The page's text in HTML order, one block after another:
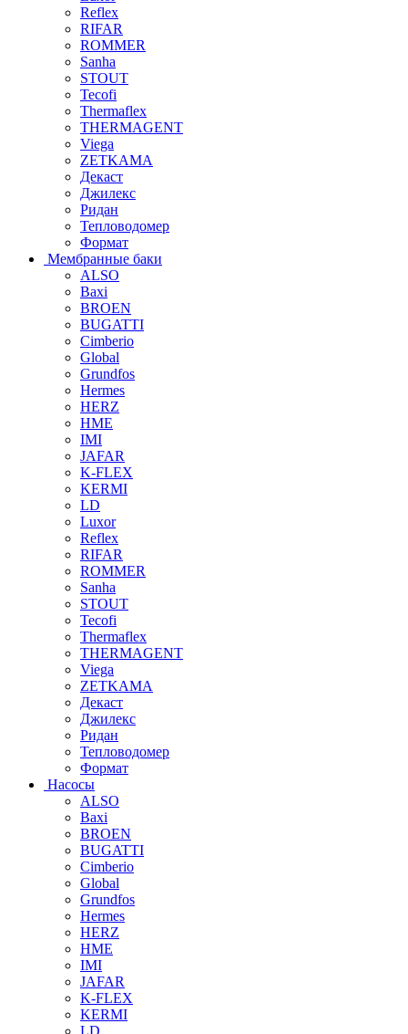
Reflex
RIFAR
ROMMER
Sanha
STOUT
Tecofi
Thermaflex
THERMAGENT
Viega
ZETKAMA
Декаст
Джилекс
Ридан
Тепловодомер
Формат
Мембранные баки
ALSO
Baxi
BROEN
BUGATTI
Cimberio
Global
Grundfos
Hermes
HERZ
HME
IMI
JAFAR
K-FLEX
KERMI
LD
Luxor
Reflex
RIFAR
ROMMER
Sanha
STOUT
Tecofi
Thermaflex
THERMAGENT
Viega
ZETKAMA
Декаст
Джилекс
Ридан
Тепловодомер
Формат
Насосы
ALSO
Baxi
BROEN
BUGATTI
Cimberio
Global
Grundfos
Hermes
HERZ
HME
IMI
JAFAR
K-FLEX
KERMI
LD